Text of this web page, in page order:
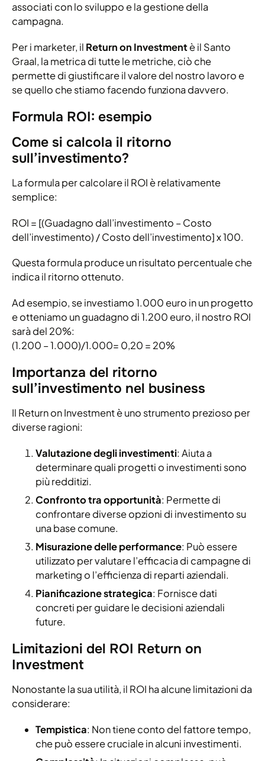
associati con lo sviluppo e la gestione della
campagna.
Per i marketer, il Return on Investmentè il Santo
Graal, la metrica di tutte le metriche, ciò che
permette di giustificare il valore del nostro lavoro e
se quello che stiamo facendo funziona davvero.
Formula ROI: esempio
Come si calcola il ritorno
sull’investimento?
La formula per calcolare il ROI è relativamente
semplice:
ROI = [(Guadagno dall’investimento – Costo
dell’investimento) / Costo dell’investimento] x 100.
Questa formula produce un risultato percentuale che
indica il ritorno ottenuto.
Ad esempio, se investiamo 1.000 euro in un progetto
e otteniamo un guadagno di 1.200 euro, il nostro ROI
sarà del 20%:
(1.200 – 1.000)/1.000= 0,20 = 20%
Importanza del ritorno
sull’investimento nel business
Il Return on Investment è uno strumento prezioso per
diverse ragioni:
Valutazione degli investimenti: Aiuta a
determinare quali progetti o investimenti sono
più redditizi.
Confronto tra opportunità: Permette di
confrontare diverse opzioni di investimento su
una base comune.
Misurazione delle performance: Può essere
utilizzato per valutare l’efficacia di campagne di
marketing o l’efficienza di reparti aziendali.
Pianificazione strategica: Fornisce dati
concreti per guidare le decisioni aziendali
future.
Limitazioni del ROI Return on
Investment
Nonostante la sua utilità, il ROI ha alcune limitazioni da
considerare:
Tempistica: Non tiene conto del fattore tempo,
che può essere cruciale in alcuni investimenti.